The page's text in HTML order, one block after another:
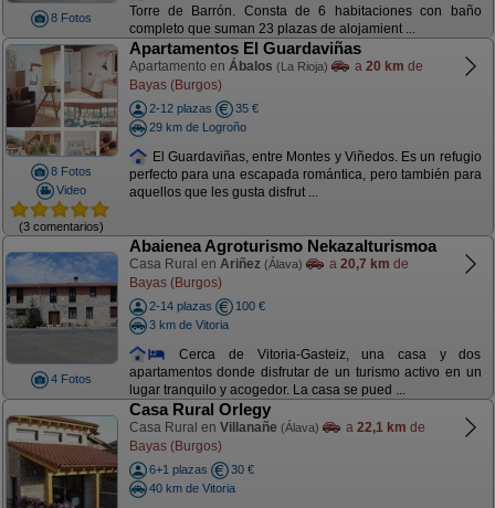
8 Fotos
Torre de Barrón. Consta de 6 habitaciones con baño
completo que suman 23 plazas de alojamient ...
8 Fotos
Video
(3 comentarios)
Apartamentos El Guardaviñas
Apartamento en Ábalos (La Rioja) a 20 km de
Bayas (Burgos)
2-12 plazas
35 €
29 km de Logroño
El Guardaviñas, entre Montes y Viñedos. Es un refugio
perfecto para una escapada romántica, pero también para
aquellos que les gusta disfrut ...
4 Fotos
Abaienea Agroturismo Nekazalturismoa
Casa Rural en Ariñez (Álava) a 20,7 km de
Bayas (Burgos)
2-14 plazas
100 €
3 km de Vitoria
Cerca de Vitoria-Gasteiz, una casa y dos
apartamentos donde disfrutar de un turismo activo en un
lugar tranquilo y acogedor. La casa se pued ...
Casa Rural Orlegy
Casa Rural en Villanañe (Álava) a 22,1 km de
Bayas (Burgos)
6+1 plazas
30 €
40 km de Vitoria